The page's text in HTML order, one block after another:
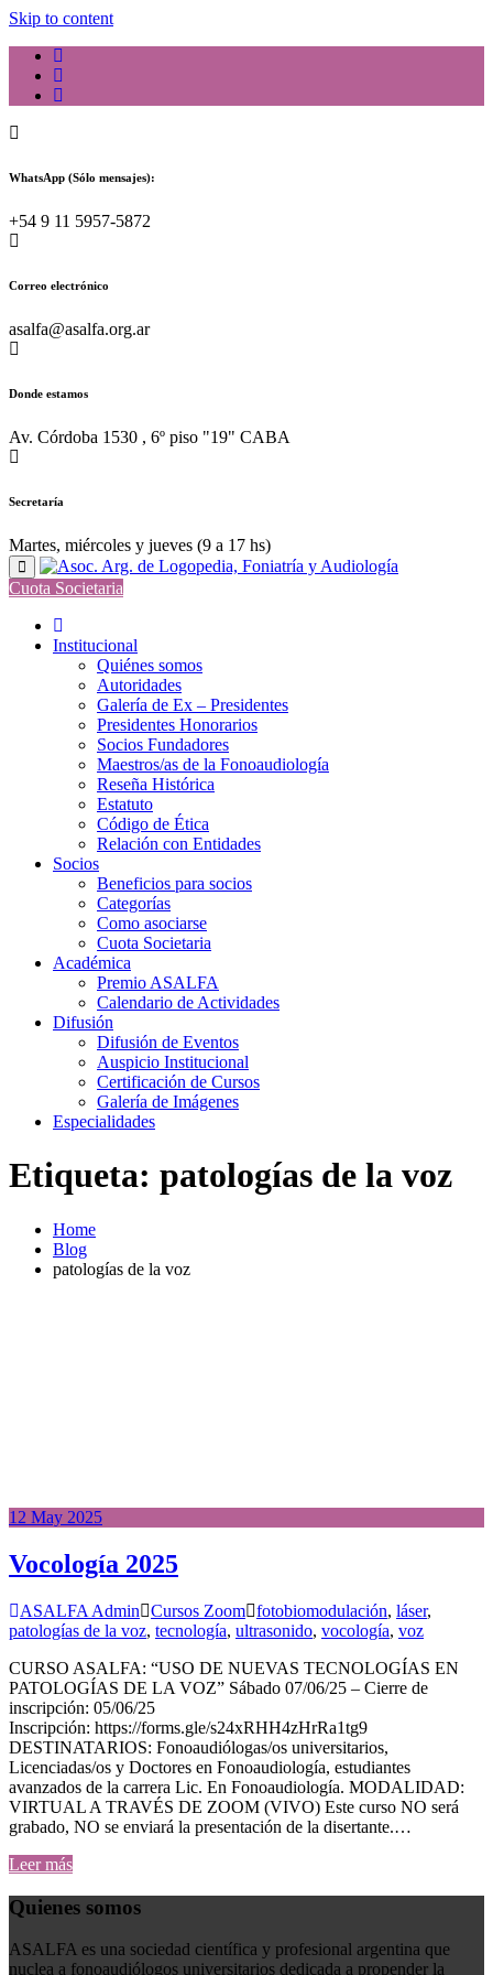
Skip to content
WhatsApp (Sólo mensajes):
+54 9 11 5957-5872
Correo electrónico
asalfa@asalfa.org.ar
Donde estamos
Av. Córdoba 1530 , 6º piso "19" CABA
Secretaría
Martes, miércoles y jueves (9 a 17 hs)
Cuota Societaria
Institucional
Quiénes somos
Autoridades
Galería de Ex – Presidentes
Presidentes Honorarios
Socios Fundadores
Maestros/as de la Fonoaudiología
Reseña Histórica
Estatuto
Código de Ética
Relación con Entidades
Socios
Beneficios para socios
Categorías
Como asociarse
Cuota Societaria
Académica
Premio ASALFA
Calendario de Actividades
Difusión
Difusión de Eventos
Auspicio Institucional
Certificación de Cursos
Galería de Imágenes
Especialidades
Etiqueta: patologías de la voz
Home
Blog
patologías de la voz
12 May 2025
Vocología 2025
ASALFA Admin Cursos Zoom fotobiomodulación, láser,
patologías de la voz, tecnología, ultrasonido, vocología, voz
CURSO ASALFA: “USO DE NUEVAS TECNOLOGÍAS EN
PATOLOGÍAS DE LA VOZ” Sábado 07/06/25 – Cierre de
inscripción: 05/06/25
Inscripción: https://forms.gle/s24xRHH4zHrRa1tg9
DESTINATARIOS: Fonoaudiólogas/os universitarios,
Licenciadas/os y Doctores en Fonoaudiología, estudiantes
avanzados de la carrera Lic. En Fonoaudiología. MODALIDAD:
VIRTUAL A TRAVÉS DE ZOOM (VIVO) Este curso NO será
grabado, NO se enviará la presentación de la disertante.…
Leer más
Quienes somos
ASALFA es una sociedad científica y profesional argentina que
nuclea a fonoaudiólogos universitarios dedicada a propender la